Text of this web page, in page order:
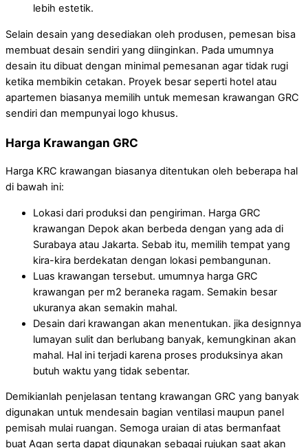
lebih estetik.
Selain desain yang desediakan oleh produsen, pemesan bisa
membuat desain sendiri yang diinginkan. Pada umumnya
desain itu dibuat dengan minimal pemesanan agar tidak rugi
ketika membikin cetakan. Proyek besar seperti hotel atau
apartemen biasanya memilih untuk memesan krawangan GRC
sendiri dan mempunyai logo khusus.
Harga Krawangan GRC
Harga KRC krawangan biasanya ditentukan oleh beberapa hal
di bawah ini:
Lokasi dari produksi dan pengiriman. Harga GRC
krawangan Depok akan berbeda dengan yang ada di
Surabaya atau Jakarta. Sebab itu, memilih tempat yang
kira-kira berdekatan dengan lokasi pembangunan.
Luas krawangan tersebut. umumnya harga GRC
krawangan per m2 beraneka ragam. Semakin besar
ukuranya akan semakin mahal.
Desain dari krawangan akan menentukan. jika designnya
lumayan sulit dan berlubang banyak, kemungkinan akan
mahal. Hal ini terjadi karena proses produksinya akan
butuh waktu yang tidak sebentar.
Demikianlah penjelasan tentang krawangan GRC yang banyak
digunakan untuk mendesain bagian ventilasi maupun panel
pemisah mulai ruangan. Semoga uraian di atas bermanfaat
buat Agan serta dapat digunakan sebagai rujukan saat akan